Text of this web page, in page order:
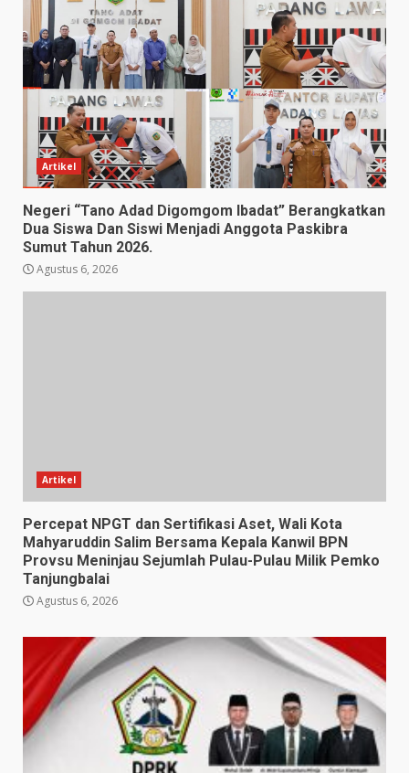
Artikel
Negeri “Tano Adad Digomgom Ibadat” Berangkatkan
Dua Siswa Dan Siswi Menjadi Anggota Paskibra
Sumut Tahun 2026.
Agustus 6, 2026
Artikel
Percepat NPGT dan Sertifikasi Aset, Wali Kota
Mahyaruddin Salim Bersama Kepala Kanwil BPN
Provsu Meninjau Sejumlah Pulau-Pulau Milik Pemko
Tanjungbalai
Agustus 6, 2026